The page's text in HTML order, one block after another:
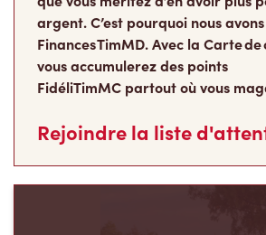
argent. C’est pourquoi nous
Finances TimMD. Avec la Carte
vous accumulerez des points
FidéliTimMC partout où vous
Rejoindre la liste